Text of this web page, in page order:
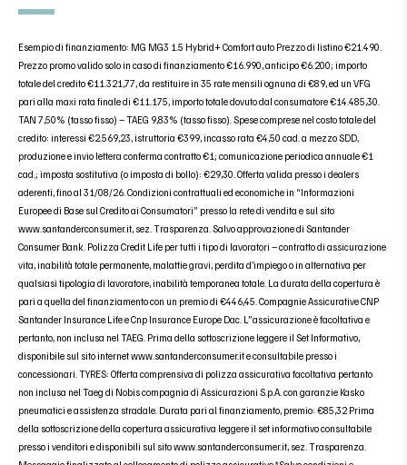
Esempio di finanziamento: MG MG3 1.5 Hybrid+ Comfort auto Prezzo di listino €21.490.
Prezzo promo valido solo in caso di finanziamento €16.990, anticipo €6.200; importo
totale del credito €11.321,77, da restituire in 35 rate mensili ognuna di €89, ed un VFG
pari alla maxi rata finale di €11.175, importo totale dovuto dal consumatore €14.485,30.
TAN 7,50% (tasso fisso) – TAEG 9,83% (tasso fisso). Spese comprese nel costo totale del
credito: interessi €2.569,23, istruttoria €399, incasso rata €4,50 cad. a mezzo SDD,
produzione e invio lettera conferma contratto €1; comunicazione periodica annuale €1
cad.; imposta sostitutiva (o imposta di bollo): €29,30. Offerta valida presso i dealers
aderenti, fino al 31/08/26. Condizioni contrattuali ed economiche in “Informazioni
Europee di Base sul Credito ai Consumatori” presso la rete di vendita e sul sito
www.santanderconsumer.it, sez. Trasparenza. Salvo approvazione di Santander
Consumer Bank. Polizza Credit Life per tutti i tipo di lavoratori – contratto di assicurazione
vita, inabilità totale permanente, malattie gravi, perdita d’impiego o in alternativa per
qualsiasi tipologia di lavoratore, inabilità temporanea totale. La durata della copertura è
pari a quella del finanziamento con un premio di €446,45. Compagnie Assicurative CNP
Santander Insurance Life e Cnp Insurance Europe Dac. L”assicurazione è facoltativa e
pertanto, non inclusa nel TAEG. Prima della sottoscrizione leggere il Set Informativo,
disponibile sul sito internet www.santanderconsumer.it e consultabile presso i
concessionari. TYRES: Offerta comprensiva di polizza assicurativa facoltativa pertanto
non inclusa nel Taeg di Nobis compagnia di Assicurazioni S.p.A. con garanzie Kasko
pneumatici e assistenza stradale. Durata pari al finanziamento, premio: €85,32 Prima
della sottoscrizione della copertura assicurativa leggere il set informativo consultabile
presso i venditori e disponibili sul sito www.santanderconsumer.it, sez. Trasparenza.